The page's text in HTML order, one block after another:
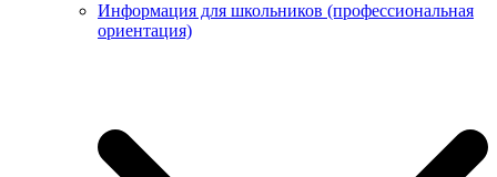
Информация для школьников (профессиональная
ориентация)